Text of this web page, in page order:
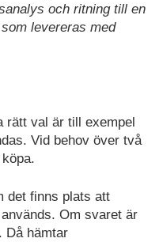
och ritning till en
levereras med
rätt val är till exempel
Vid behov över två
det finns plats att
Om svaret är
Då hämtar